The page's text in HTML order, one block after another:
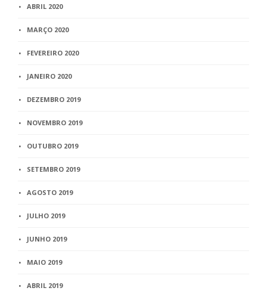
ABRIL 2020
MARÇO 2020
FEVEREIRO 2020
JANEIRO 2020
DEZEMBRO 2019
NOVEMBRO 2019
OUTUBRO 2019
SETEMBRO 2019
AGOSTO 2019
JULHO 2019
JUNHO 2019
MAIO 2019
ABRIL 2019